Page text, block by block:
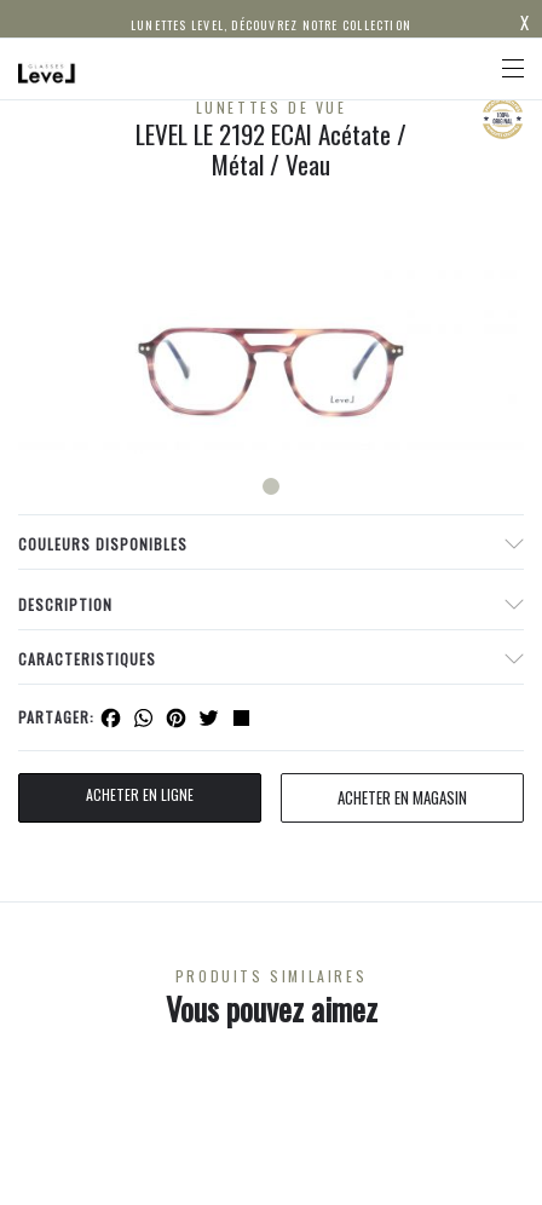
LUNETTES LEVEL, DÉCOUVREZ NOTRE COLLECTION X
LUNETTES DE VUE
LEVEL LE 2192 ECAI Acétate /
Métal / Veau
COULEURS DISPONIBLES
DESCRIPTION
CARACTERISTIQUES
PARTAGER: Facebook
WhatsApp
Pinterest
Twitter
ACHETER EN LIGNE ACHETER EN MAGASIN
PRODUITS SIMILAIRES
Vous pouvez aimez